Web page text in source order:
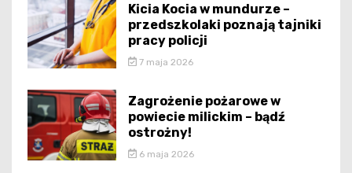
Kicia Kocia w mundurze –
przedszkolaki poznają tajniki
pracy policji
7 maja 2026
Zagrożenie pożarowe w
powiecie milickim – bądź
ostrożny!
6 maja 2026